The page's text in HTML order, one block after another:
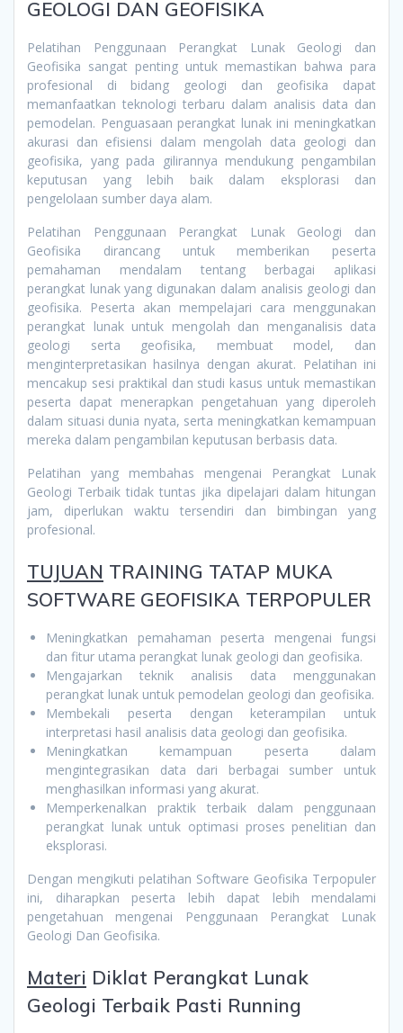
GEOLOGI DAN GEOFISIKA
Pelatihan Penggunaan Perangkat Lunak Geologi dan
Geofisika sangat penting untuk memastikan bahwa para
profesional di bidang geologi dan geofisika dapat
memanfaatkan teknologi terbaru dalam analisis data dan
pemodelan. Penguasaan perangkat lunak ini meningkatkan
akurasi dan efisiensi dalam mengolah data geologi dan
geofisika, yang pada gilirannya mendukung pengambilan
keputusan yang lebih baik dalam eksplorasi dan
pengelolaan sumber daya alam.
Pelatihan Penggunaan Perangkat Lunak Geologi dan
Geofisika dirancang untuk memberikan peserta
pemahaman mendalam tentang berbagai aplikasi
perangkat lunak yang digunakan dalam analisis geologi dan
geofisika. Peserta akan mempelajari cara menggunakan
perangkat lunak untuk mengolah dan menganalisis data
geologi serta geofisika, membuat model, dan
menginterpretasikan hasilnya dengan akurat. Pelatihan ini
mencakup sesi praktikal dan studi kasus untuk memastikan
peserta dapat menerapkan pengetahuan yang diperoleh
dalam situasi dunia nyata, serta meningkatkan kemampuan
mereka dalam pengambilan keputusan berbasis data.
Pelatihan yang membahas mengenai Perangkat Lunak
Geologi Terbaik tidak tuntas jika dipelajari dalam hitungan
jam, diperlukan waktu tersendiri dan bimbingan yang
profesional.
TUJUAN TRAINING TATAP MUKA
SOFTWARE GEOFISIKA TERPOPULER
Meningkatkan pemahaman peserta mengenai fungsi
dan fitur utama perangkat lunak geologi dan geofisika.
Mengajarkan teknik analisis data menggunakan
perangkat lunak untuk pemodelan geologi dan geofisika.
Membekali peserta dengan keterampilan untuk
interpretasi hasil analisis data geologi dan geofisika.
Meningkatkan kemampuan peserta dalam
mengintegrasikan data dari berbagai sumber untuk
menghasilkan informasi yang akurat.
Memperkenalkan praktik terbaik dalam penggunaan
perangkat lunak untuk optimasi proses penelitian dan
eksplorasi.
Dengan mengikuti pelatihan Software Geofisika Terpopuler
ini, diharapkan peserta lebih dapat lebih mendalami
pengetahuan mengenai Penggunaan Perangkat Lunak
Geologi Dan Geofisika.
Materi Diklat Perangkat Lunak
Geologi Terbaik Pasti Running